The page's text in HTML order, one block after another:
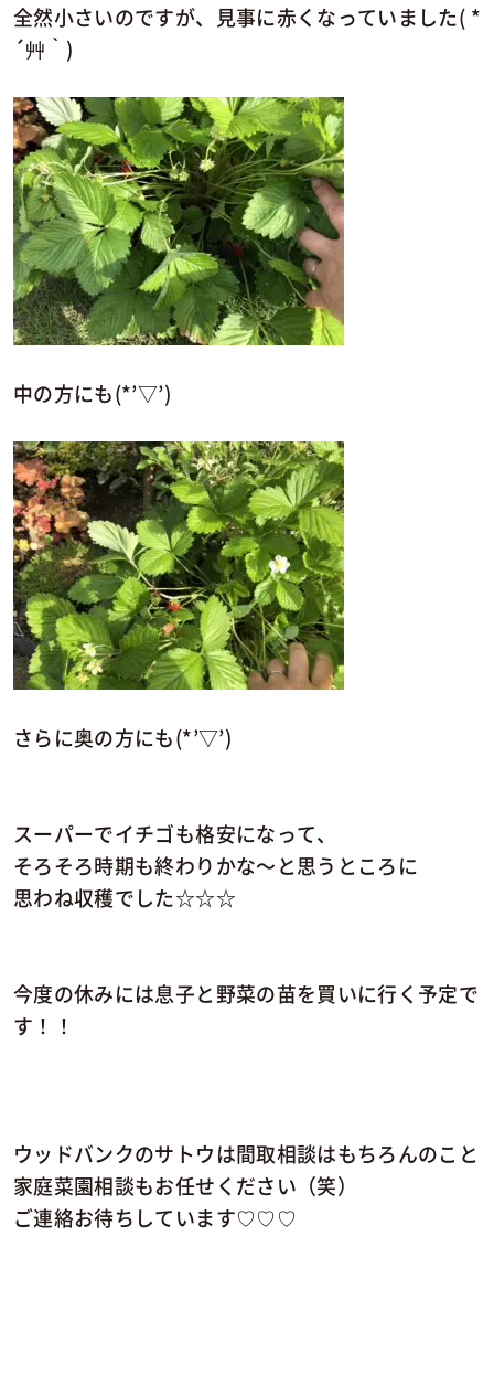
全然小さいのですが、見事に赤くなっていました( *
´艸｀)
中の方にも(*’▽’)
さらに奥の方にも(*’▽’)
スーパーでイチゴも格安になって、
そろそろ時期も終わりかな～と思うところに
思わね収穫でした☆☆☆
今度の休みには息子と野菜の苗を買いに行く予定で
す！！
ウッドバンクのサトウは間取相談はもちろんのこと
家庭菜園相談もお任せください（笑）
ご連絡お待ちしています♡♡♡